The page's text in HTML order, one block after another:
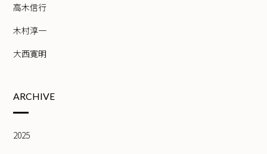
高木信行
木村淳一
大西寛明
ARCHIVE
2025